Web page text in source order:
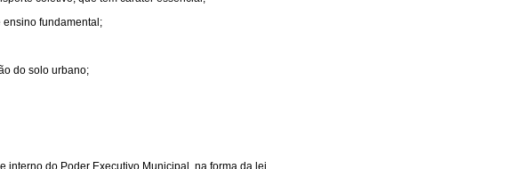
ensino fundamental;
do solo urbano;
do Poder Executivo Municipal, na forma da lei.